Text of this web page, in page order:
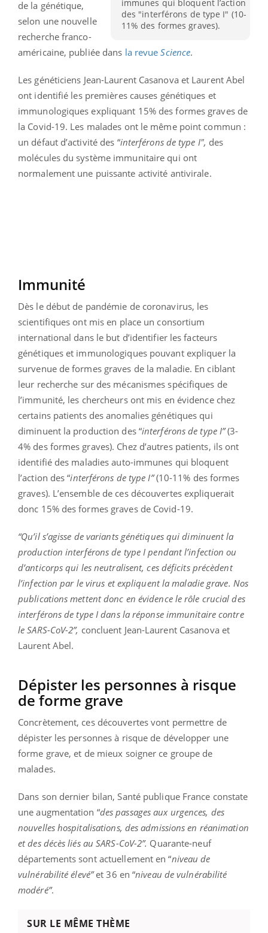
immunes qui bloquent l’action
des "interférons de type I" (10-
11% des formes graves).
de la génétique,
selon une nouvelle
recherche franco-
américaine, publiée dans la revueScience.
Les généticiens Jean-Laurent Casanova et Laurent Abel
ont identifié les premières causes génétiques et
immunologiques expliquant 15% des formes graves de
la Covid-19. Les malades ont le même point commun :
un défaut d’activité des “interférons de type I", des
molécules du système immunitaire qui ont
normalement une puissante activité antivirale.
Immunité
Dès le début de pandémie de coronavirus, les
scientifiques ont mis en place un consortium
international dans le but d’identifier les facteurs
génétiques et immunologiques pouvant expliquer la
survenue de formes graves de la maladie. En ciblant
leur recherche sur des mécanismes spécifiques de
l’immunité, les chercheurs ont mis en évidence chez
certains patients des anomalies génétiques qui
diminuent la production des “interférons de type I”(3-
4% des formes graves). Chez d’autres patients, ils ont
identifié des maladies auto-immunes qui bloquent
l’action des “interférons de type I”(10-11% des formes
graves). L’ensemble de ces découvertes expliquerait
donc 15% des formes graves de Covid-19.
“Qu’il s’agisse de variants génétiques qui diminuent la
production interférons de type I pendant l’infection ou
d’anticorps qui les neutralisent, ces déficits précèdent
l’infection par le virus et expliquent la maladie grave. Nos
publications mettent donc en évidence le rôle crucial des
interférons de type I dans la réponse immunitaire contre
le SARS-CoV-2”, concluent Jean-Laurent Casanova et
Laurent Abel.
Dépister les personnes à risque
de forme grave
Concrètement, ces découvertes vont permettre de
dépister les personnes à risque de développer une
forme grave, et de mieux soigner ce groupe de
malades.
Dans son dernier bilan, Santé publique France constate
une augmentation “des passages aux urgences, des
nouvelles hospitalisations, des admissions en réanimation
et des décès liés au SARS-CoV-2”. Quarante-neuf
départements sont actuellement en “niveau de
vulnérabilité élevé”et 36 en “niveau de vulnérabilité
modéré”.
SUR LE MÊME THÈME